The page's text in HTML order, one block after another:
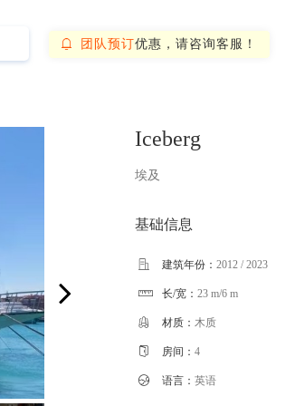
 团队预订优惠，请咨询客服！
Iceberg
埃及
基础信息
 建筑年份： 2012 / 2023
 长/宽： 23 m/6 m
 材质： 木质
 房间： 4
 语言： 英语